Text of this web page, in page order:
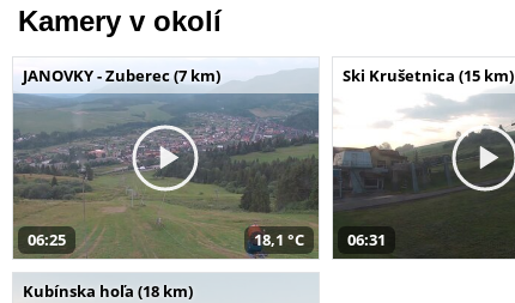
Kamery v okolí
JANOVKY - Zuberec (7 km)
06:25 18,1 °C
Ski Krušetnica (15 km)
06:31
Kubínska hoľa (18 km)